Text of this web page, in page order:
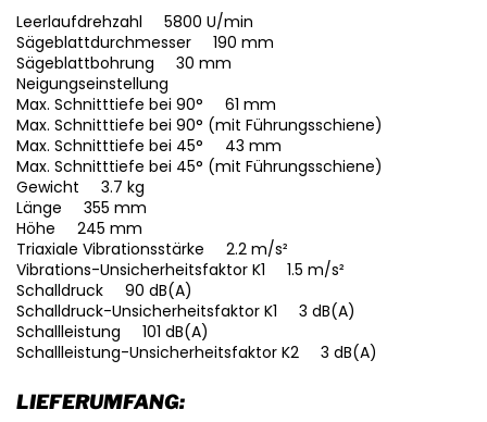
Leerlaufdrehzahl 5800 U/min
Sägeblattdurchmesser 190 mm
Sägeblattbohrung 30 mm
Neigungseinstellung
Max. Schnitttiefe bei 90° 61 mm
Max. Schnitttiefe bei 90° (mit Führungsschiene)
Max. Schnitttiefe bei 45° 43 mm
Max. Schnitttiefe bei 45° (mit Führungsschiene)
Gewicht 3.7 kg
Länge 355 mm
Höhe 245 mm
Triaxiale Vibrationsstärke 2.2 m/s²
Vibrations-Unsicherheitsfaktor K1 1.5 m/s²
Schalldruck 90 dB(A)
Schalldruck-Unsicherheitsfaktor K1 3 dB(A)
Schallleistung 101 dB(A)
Schallleistung-Unsicherheitsfaktor K2 3 dB(A)
LIEFERUMFANG: